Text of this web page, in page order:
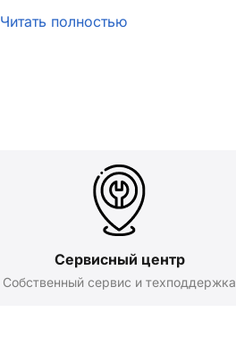
Читать полностью
Сервисный центр
Собственный сервис и техподдержка